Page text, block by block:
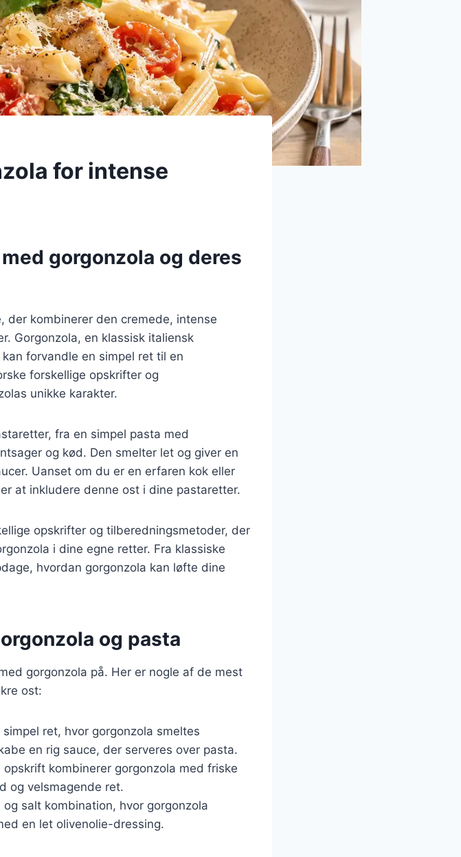
for intense
gorgonzola og deres
der kombinerer den cremede, intense
Gorgonzola, en klassisk italiensk
forvandle en simpel ret til en
forskellige opskrifter og
unikke karakter.
fra en simpel pasta med
og kød. Den smelter let og giver en
Uanset om du er en erfaren kok eller
at inkludere denne ost i dine pastaretter.
opskrifter og tilberedningsmetoder, der
i dine egne retter. Fra klassiske
hvordan gorgonzola kan løfte dine
og pasta
gorgonzola på. Her er nogle af de mest
ost:
simpel ret, hvor gorgonzola smeltes
en rig sauce, der serveres over pasta.
opskrift kombinerer gorgonzola med friske
og velsmagende ret.
og salt kombination, hvor gorgonzola
en let olivenolie-dressing.